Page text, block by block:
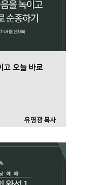
고 오늘 바로
유영광 목사